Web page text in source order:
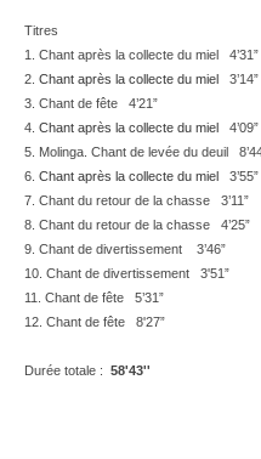
Titres
1. Chant après la collecte du miel 4’31”
2. Chant après la collecte du miel
3’14”
3. Chant de fête 4’21”
4. Chant après la collecte du miel
4’09”
5. Molinga. Chant de levée du deuil
6. Chant après la collecte du miel
3’55”
7. Chant du retour de la chasse 3’11”
8. Chant du retour de la chasse 4’25”
9. Chant de divertissement 3’46”
10. Chant de divertissement 3'51”
11. Chant de fête 5’31”
12. Chant de fête 8'27”
Durée totale : 58'43''